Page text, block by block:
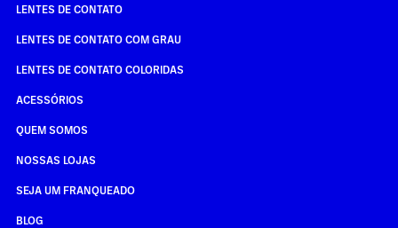
LENTES DE CONTATO
LENTES DE CONTATO COM GRAU
LENTES DE CONTATO COLORIDAS
ACESSÓRIOS
QUEM SOMOS
NOSSAS LOJAS
SEJA UM FRANQUEADO
BLOG